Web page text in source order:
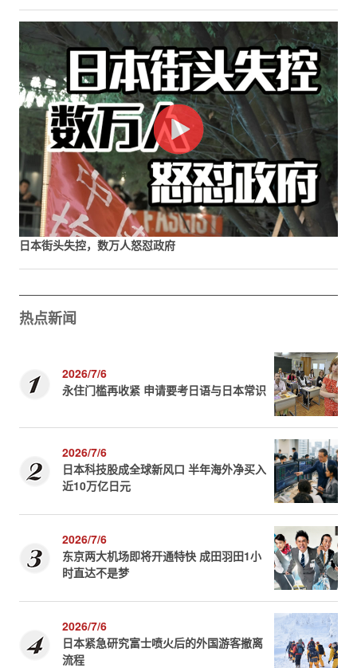
日本街头失控，数万人怒怼政府
热点新闻
2026/7/6
永住门槛再收紧 申请要考日语与日本常识
2026/7/6
日本科技股成全球新风口 半年海外净买入
近10万亿日元
2026/7/6
东京两大机场即将开通特快 成田羽田1小
时直达不是梦
2026/7/6
日本紧急研究富士喷火后的外国游客撤离
流程